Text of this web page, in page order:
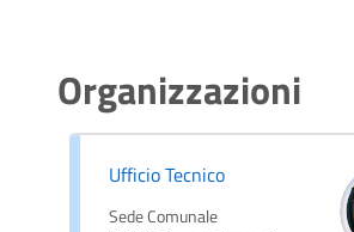
Organizzazioni
Ufficio Tecnico
Sede Comunale